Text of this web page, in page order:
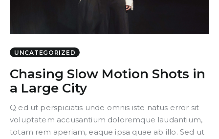
UNCATEGORIZED
Chasing Slow Motion Shots in
a Large City
Q ed ut perspiciatis unde omnis iste natus error sit
voluptatem accusantium doloremque laudantium,
totam rem aperiam, eaque ipsa quae ab illo. Sed ut